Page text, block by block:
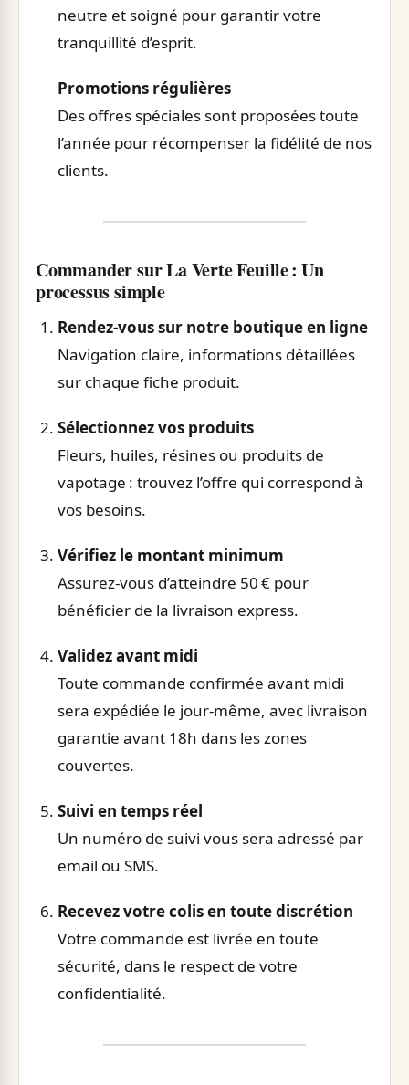
neutre et soigné pour garantir votre
tranquillité d’esprit.
Promotions régulières
Des offres spéciales sont proposées toute
l’année pour récompenser la fidélité de nos
clients.
Commander sur La Verte Feuille : Un
processus simple
Rendez-vous sur notre boutique en ligne
Navigation claire, informations détaillées
sur chaque fiche produit.
Sélectionnez vos produits
Fleurs, huiles, résines ou produits de
vapotage : trouvez l’offre qui correspond à
vos besoins.
Vérifiez le montant minimum
Assurez-vous d’atteindre 50 € pour
bénéficier de la livraison express.
Validez avant midi
Toute commande confirmée avant midi
sera expédiée le jour-même, avec livraison
garantie avant 18h dans les zones
couvertes.
Suivi en temps réel
Un numéro de suivi vous sera adressé par
email ou SMS.
Recevez votre colis en toute discrétion
Votre commande est livrée en toute
sécurité, dans le respect de votre
confidentialité.